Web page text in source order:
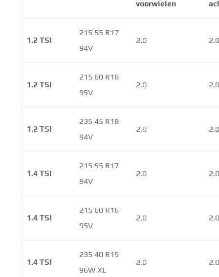
voorwielen
1.2 TSI
215 55 R17
94V
2.0
1.2 TSI
215 60 R16
95V
2.0
1.2 TSI
235 45 R18
94V
2.0
1.4 TSI
215 55 R17
94V
2.0
1.4 TSI
215 60 R16
95V
2.0
1.4 TSI
235 40 R19
96W XL
2.0